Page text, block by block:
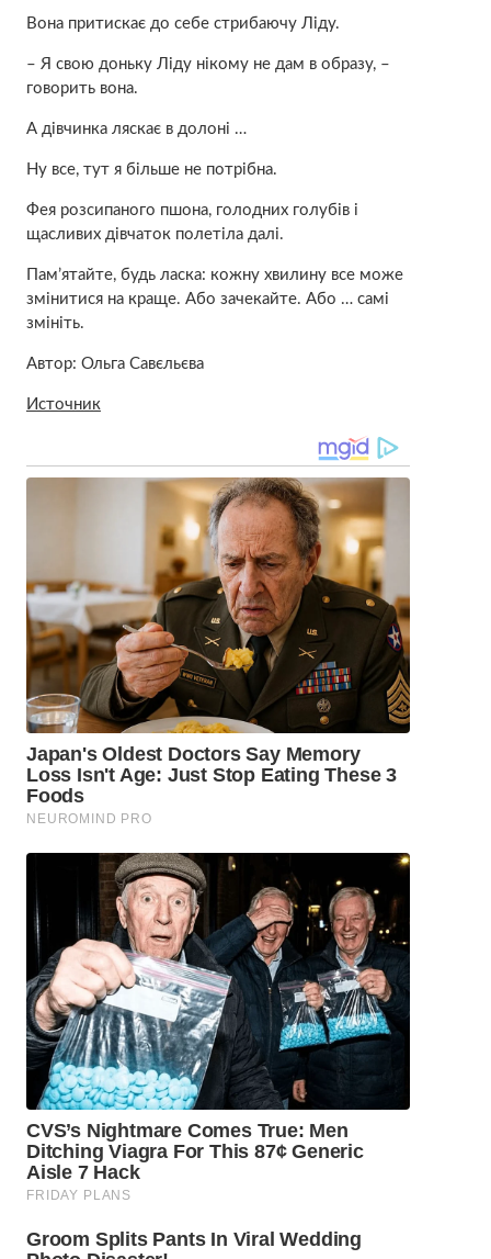
Вона притискає до себе стрибаючу Ліду.
– Я свою доньку Ліду нікому не дам в образу, –
говорить вона.
А дівчинка ляскає в долоні …
Ну все, тут я більше не потрібна.
Фея розсипаного пшона, голодних голубів і
щасливих дівчаток полетіла далі.
Пам’ятайте, будь ласка: кожну хвилину все може
змінитися на краще. Або зачекайте. Або … самі
змініть.
Автор: Ольга Савєльєва
Источник